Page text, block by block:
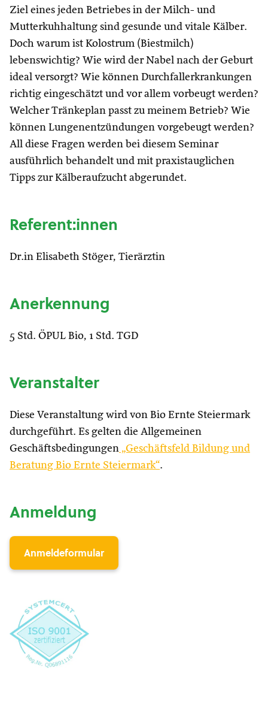
Ziel eines jeden Betriebes in der Milch- und
Mutterkuhhaltung sind gesunde und vitale Kälber.
Doch warum ist Kolostrum (Biestmilch)
lebenswichtig? Wie wird der Nabel nach der Geburt
ideal versorgt? Wie können Durchfallerkrankungen
richtig eingeschätzt und vor allem vorbeugt werden?
Welcher Tränkeplan passt zu meinem Betrieb? Wie
können Lungenentzündungen vorgebeugt werden?
All diese Fragen werden bei diesem Seminar
ausführlich behandelt und mit praxistauglichen
Tipps zur Kälberaufzucht abgerundet.
Referent:innen
Dr.in Elisabeth Stöger, Tierärztin
Anerkennung
5 Std. ÖPUL Bio, 1 Std. TGD
Veranstalter
Diese Veranstaltung wird von Bio Ernte Steiermark
durchgeführt. Es gelten die Allgemeinen
Geschäftsbedingungen „Geschäftsfeld Bildung und
Beratung Bio Ernte Steiermark“.
Anmeldung
Anmeldeformular